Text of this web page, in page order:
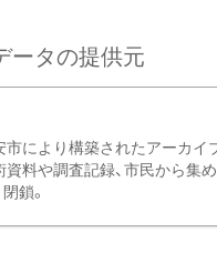
ータの提供元
により構築されたアーカイ
料や調査記録、市民から集
鎖。